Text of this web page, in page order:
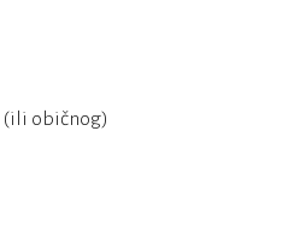
(ili običnog)